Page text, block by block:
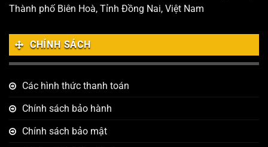
Thành phố Biên Hoà, Tỉnh Đồng Nai, Việt Nam
CHÍNH SÁCH
Các hình thức thanh toán
Chính sách bảo hành
Chính sách bảo mật